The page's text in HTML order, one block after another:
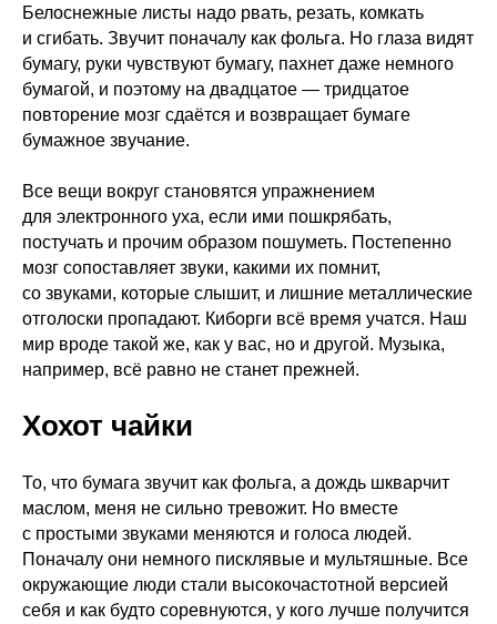
Белоснежные листы надо рвать, резать, комкать
и сгибать. Звучит поначалу как фольга. Но глаза видят
бумагу, руки чувствуют бумагу, пахнет даже немного
бумагой, и поэтому на двадцатое — тридцатое
повторение мозг сдаётся и возвращает бумаге
бумажное звучание.
Все вещи вокруг становятся упражнением
для электронного уха, если ими пошкрябать,
постучать и прочим образом пошуметь. Постепенно
мозг сопоставляет звуки, какими их помнит,
со звуками, которые слышит, и лишние металлические
отголоски пропадают. Киборги всё время учатся. Наш
мир вроде такой же, как у вас, но и другой. Музыка,
например, всё равно не станет прежней.
Хохот чайки
То, что бумага звучит как фольга, а дождь шкварчит
маслом, меня не сильно тревожит. Но вместе
с простыми звуками меняются и голоса людей.
Поначалу они немного писклявые и мультяшные. Все
окружающие люди стали высокочастотной версией
себя и как будто соревнуются, у кого лучше получится